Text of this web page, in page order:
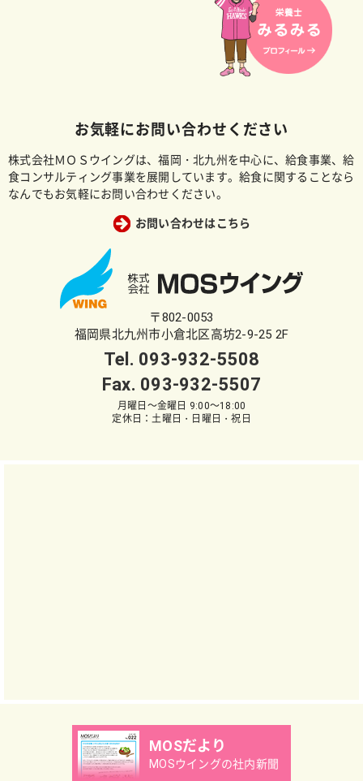
お気軽にお問い合わせください
株式会社ＭＯＳウイングは、福岡・北九州を中心に、給食事業、給
食コンサルティング事業を展開しています。給食に関することなら
なんでもお気軽にお問い合わせください。
お問い合わせはこちら
〒802-0053
福岡県北九州市小倉北区高坊2-9-25 2F
Tel. 093-932-5508
Fax. 093-932-5507
月曜日～金曜日 9:00～18:00
定休日：土曜日・日曜日・祝日
MOSだより
MOSウイングの社内新聞